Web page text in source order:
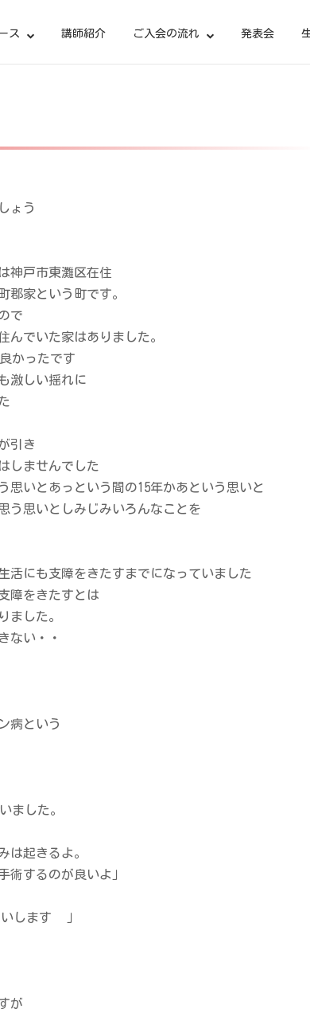
ス 講師紹介 ご入会の流れ 発表会
ょう
神戸市東灘区在住
郡家という町です。
で
んでいた家はありました。
かったです
激しい揺れに
引き
しませんでした
思いとあっという間の15年かあという思いと
う思いとしみじみいろんなことを
活にも支障をきたすまでになっていました
障をきたすとは
ました。
ない・・
病という
ました。
は起きるよ。
するのが良いよ」
します
」
が